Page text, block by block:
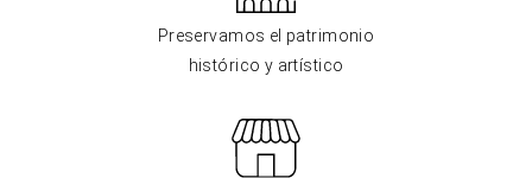
Preservamos el patrimonio
histórico y artístico